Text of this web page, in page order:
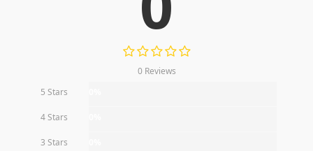
0 Reviews
5 Stars
4 Stars
3 Stars